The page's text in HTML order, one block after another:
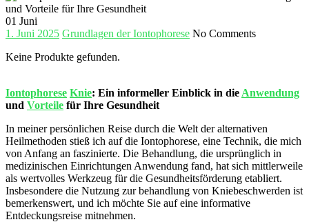
01 Juni
1. Juni 2025 Grundlagen der Iontophorese No Comments
Keine Produkte gefunden.
Iontophorese Knie: Ein informeller Einblick in ​die Anwendung
und Vorteile für ‍Ihre‌ Gesundheit
In meiner persönlichen​ Reise⁢ durch‌ die Welt der alternativen
Heilmethoden stieß ich auf ​die Iontophorese, eine​ Technik, die⁣ mich
​von ⁤Anfang an⁤ faszinierte. Die ‌Behandlung, die ursprünglich in
medizinischen ‌Einrichtungen Anwendung fand, hat sich mittlerweile
⁤als wertvolles Werkzeug ⁢für die Gesundheitsförderung etabliert.
Insbesondere die Nutzung zur ⁢behandlung ⁢von‌ Kniebeschwerden‌ ist
bemerkenswert, ​und ich möchte Sie auf eine informative
Entdeckungsreise mitnehmen. ‌